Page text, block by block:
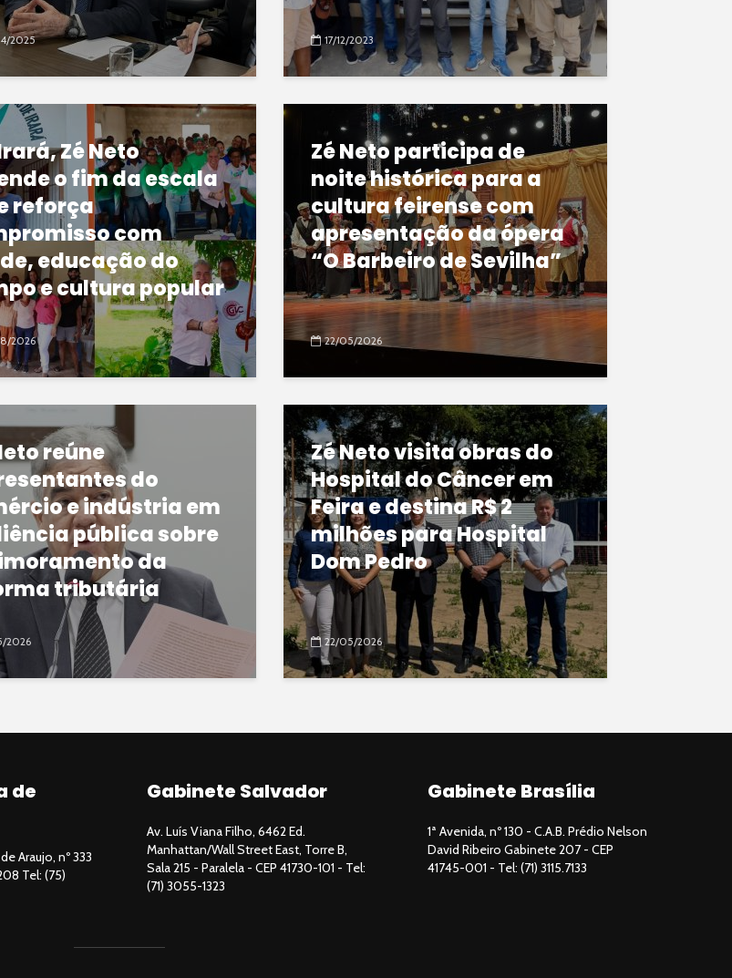
2025 17/12/2023
Zé Neto
o fim da escala
reforça
com
educação do
e cultura popular
2026
Zé Neto participa de
noite histórica para a
cultura feirense com
apresentação da ópera
“O Barbeiro de Sevilha”
22/05/2026
reúne
do
e indústria em
pública sobre
da
tributária
2026
Zé Neto visita obras do
Hospital do Câncer em
Feira e destina R$ 2
milhões para Hospital
Dom Pedro
22/05/2026
de
Araujo, nº 333
Tel: (75)
Gabinete Salvador
Av. Luís Viana Filho, 6462 Ed.
Manhattan/Wall Street East, Torre B,
Sala 215 - Paralela - CEP 41730-101 - Tel:
(71) 3055-1323
Gabinete Brasília
1ª Avenida, nº 130 - C.A.B. Prédio Nelson
David Ribeiro Gabinete 207 - CEP
41745-001 - Tel: (71) 3115.7133